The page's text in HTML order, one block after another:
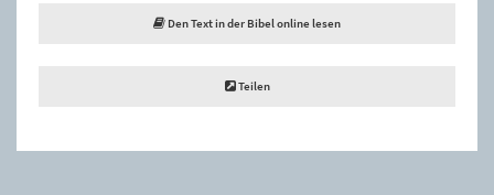
Den Text in der Bibel online lesen
Teilen